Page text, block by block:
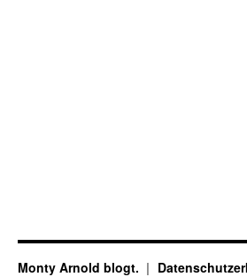
Monty Arnold blogt.